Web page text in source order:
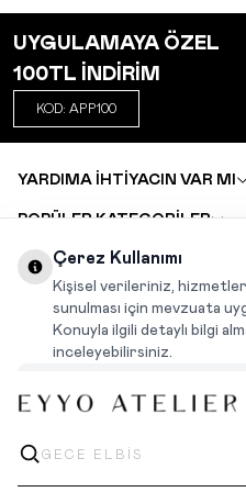
UYGULAMAYA ÖZEL
100TL İNDİRİM
KOD: APP100
YARDIMA İHTİYACIN VAR MI
POPÜLER KATEGORİLER
DEĞİŞİM VE İADE TALEBİ
KARIYER
INSTAGRAM
Çerez Kullanımı
Kişisel verileriniz,
sunulması için mevzuata
Konuyla ilgili detaylı bilgi
inceleyebilirsiniz.